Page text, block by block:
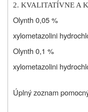
2. KVALITATÍVNE A
Olynth 0,05 %
xylometazolini
Olynth 0,1 %
xylometazolini
Úplný zoznam